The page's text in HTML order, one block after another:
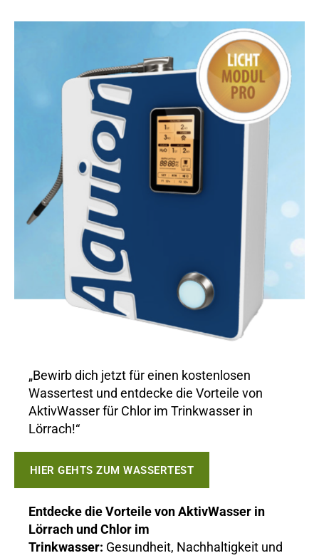
„Bewirb dich jetzt für einen kostenlosen
Wassertest und entdecke die Vorteile von
AktivWasser für Chlor im Trinkwasser in
Lörrach!“
HIER GEHTS ZUM WASSERTEST
Entdecke die Vorteile von AktivWasser in
Lörrach und Chlor im
Trinkwasser: Gesundheit, Nachhaltigkeit und